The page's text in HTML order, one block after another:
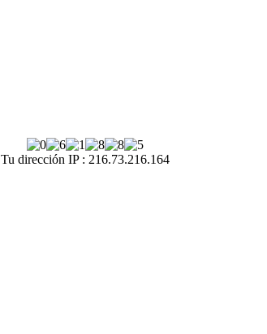
Tu dirección IP : 216.73.216.164